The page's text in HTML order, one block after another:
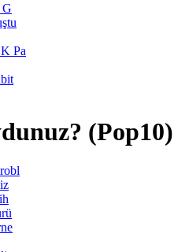
G
Pa
(Pop10)